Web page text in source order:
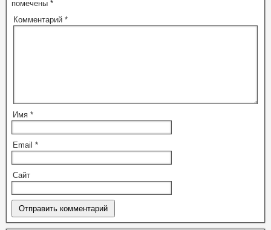
помечены *
Комментарий *
Имя *
Email *
Сайт